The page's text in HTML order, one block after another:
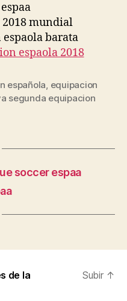
española, equipacion
segunda equipacion
soccer espaa
de la
Subir ↑